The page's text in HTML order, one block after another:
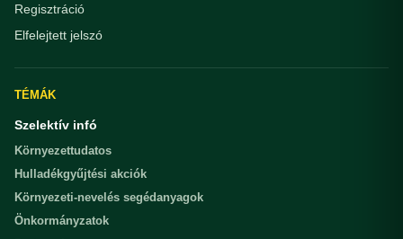
Regisztráció
Elfelejtett jelszó
TÉMÁK
Szelektív infó
Környezettudatos
Hulladékgyűjtési akciók
Környezeti-nevelés segédanyagok
Önkormányzatok